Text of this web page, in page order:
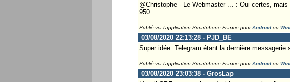
@Christophe - Le Webmaster ... : Oui certes,
950...
Publié via l'application Smartphone France pourAndroidou
03/08/2020 22:13:28 - PJD_BE
Super idée. Telegram étant la dernière
Publié via l'application Smartphone France pourAndroidou
03/08/2020 23:03:38 - GrosLap